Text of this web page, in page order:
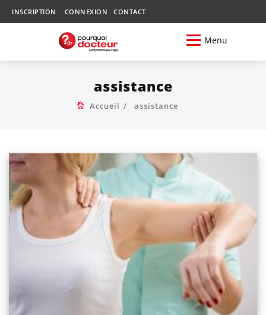
INSCRIPTION CONNEXION CONTACT
Menu
assistance
Accueil assistance